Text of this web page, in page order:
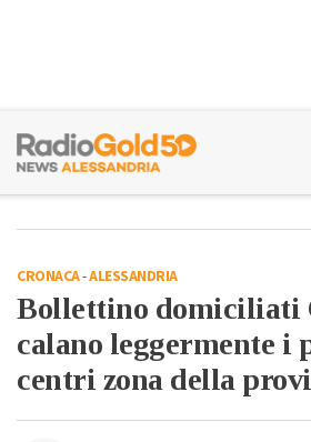
CRONACA-ALESSANDRIA
Bollettino domiciliati
calano leggermente i
centri zona della